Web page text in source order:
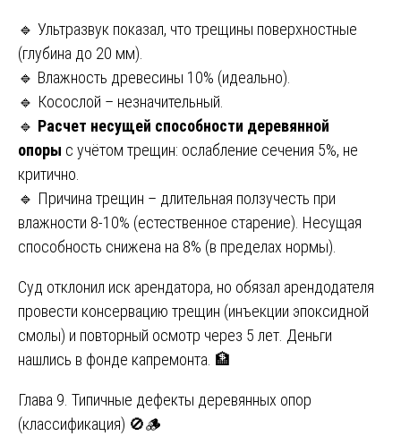
🔹 Ультразвук показал, что трещины поверхностные
(глубина до 20 мм).
🔹 Влажность древесины 10% (идеально).
🔹 Косослой – незначительный.
🔹 Расчет несущей способности деревянной
опоры с учётом трещин: ослабление сечения 5%, не
критично.
🔹 Причина трещин – длительная ползучесть при
влажности 8-10% (естественное старение). Несущая
способность снижена на 8% (в пределах нормы).
Суд отклонил иск арендатора, но обязал арендодателя
провести консервацию трещин (инъекции эпоксидной
смолы) и повторный осмотр через 5 лет. Деньги
нашлись в фонде капремонта. 🏦
Глава 9. Типичные дефекты деревянных опор
(классификация) 🚫🪵